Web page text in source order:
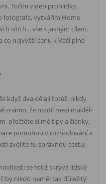
Točím video prohlídky,
fotografa, vytvářím Home
sítích... vše s jasným cílem.
nejvyšší cenu k Vaší plné
když dva dělají totéž, nikdy
známo, že rozdíl mezi makléři
přečtěte si mé tipy a články.
pomohou v rozhodování a
zvolíte tu správnou cestu.
se totiž skrývá lidský
by nikdo neměl tak důležitý